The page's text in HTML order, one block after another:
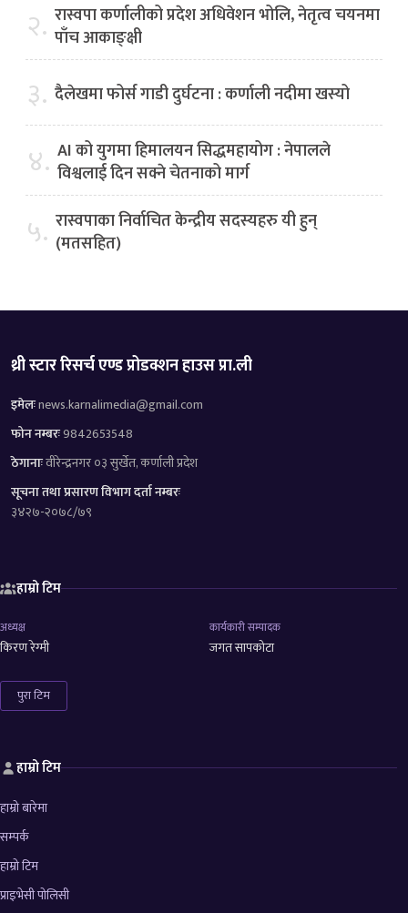
२. रास्वपा कर्णालीको प्रदेश अधिवेशन भोलि, नेतृत्व चयनमा
पाँच आकाङ्क्षी
३. दैलेखमा फोर्स गाडी दुर्घटना : कर्णाली नदीमा खस्यो
४. AI को युगमा हिमालयन सिद्धमहायोग : नेपालले
विश्वलाई दिन सक्ने चेतनाको मार्ग
५. रास्वपाका निर्वाचित केन्द्रीय सदस्यहरु यी हुन्
(मतसहित)
थ्री स्टार रिसर्च एण्ड प्रोडक्शन हाउस प्रा.ली
इमेलःnews.karnalimedia@gmail.com
फोन नम्बरः9842653548
ठेगानाःवीरेन्द्रनगर ०३ सुर्खेत, कर्णाली प्रदेश
सूचना तथा प्रसारण विभाग दर्ता नम्बरः
३४२७-२०७८/७९
हाम्रो टिम
अध्यक्ष
किरण रेग्मी
कार्यकारी सम्पादक
जगत सापकोटा
पुरा टिम
हाम्रो टिम
हाम्रो बारेमा
सम्पर्क
हाम्रो टिम
प्राइभेसी पोलिसी